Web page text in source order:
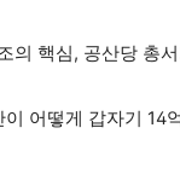
의 핵심, 공산당 총
어떻게 갑자기 14